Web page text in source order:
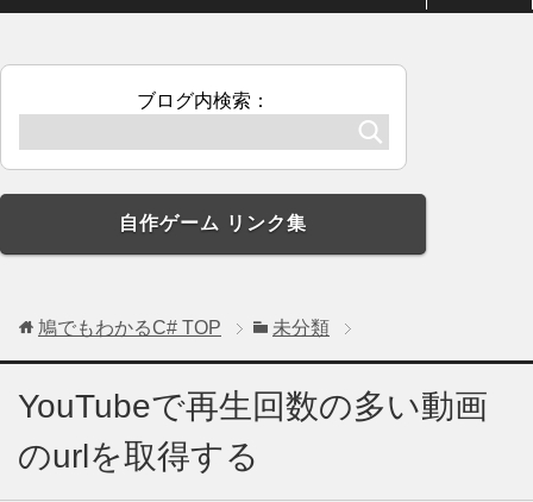
ブログ内検索：
自作ゲーム リンク集
鳩でもわかるC# TOP 未分類
YouTubeで再生回数の多い動画
のurlを取得する